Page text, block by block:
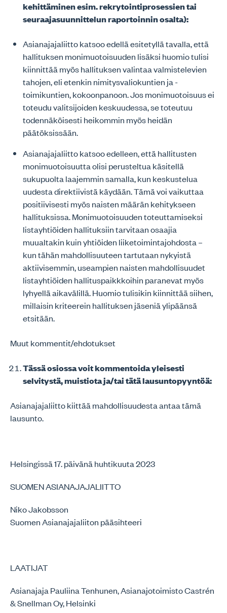
kehittäminen esim. rekrytointiprosessien tai
seuraajasuunnittelun raportoinnin osalta):
Asianajajaliitto katsoo edellä esitetyllä tavalla, että
hallituksen monimuotoisuuden lisäksi huomio tulisi
kiinnittää myös hallituksen valintaa valmistelevien
tahojen, eli etenkin nimitysvaliokuntien ja -
toimikuntien, kokoonpanoon. Jos monimuotoisuus ei
toteudu valitsijoiden keskuudessa, se toteutuu
todennäköisesti heikommin myös heidän
päätöksissään.
Asianajajaliitto katsoo edelleen, että hallitusten
monimuotoisuutta olisi perusteltua käsitellä
sukupuolta laajemmin samalla, kun keskustelua
uudesta direktiivistä käydään. Tämä voi vaikuttaa
positiivisesti myös naisten määrän kehitykseen
hallituksissa. Monimuotoisuuden toteuttamiseksi
listayhtiöiden hallituksiin tarvitaan osaajia
muualtakin kuin yhtiöiden liiketoimintajohdosta –
kun tähän mahdollisuuteen tartutaan nykyistä
aktiivisemmin, useampien naisten mahdollisuudet
listayhtiöiden hallituspaikkkoihin paranevat myös
lyhyellä aikavälillä. Huomio tulisikin kiinnittää siihen,
millaisin kriteerein hallituksen jäseniä ylipäänsä
etsitään.
Muut kommentit/ehdotukset
Tässä osiossa voit kommentoida yleisesti
selvitystä, muistiota ja/tai tätä lausuntopyyntöä:
Asianajajaliitto kiittää mahdollisuudesta antaa tämä
lausunto.
Helsingissä 17. päivänä huhtikuuta 2023
SUOMEN ASIANAJAJALIITTO
Niko Jakobsson
Suomen Asianajajaliiton pääsihteeri
LAATIJAT
Asianajaja Pauliina Tenhunen, Asianajotoimisto Castrén
& Snellman Oy, Helsinki